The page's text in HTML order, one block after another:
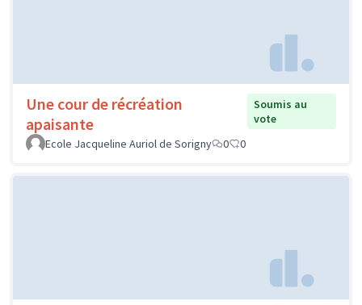
Une cour de récréation
apaisante
Soumis au
vote
Ecole Jacqueline Auriol de Sorigny
0 0